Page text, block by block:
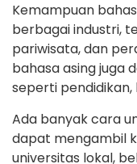
Kemampuan
berbagai industri,
pariwisata, dan
bahasa asing juga
seperti
Ada banyak cara
dapat mengambil
universitas lokal,